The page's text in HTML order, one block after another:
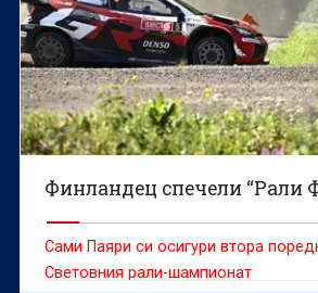
Финландец спечели “Рали
Сами Паяри си осигури втора
Световния рали-шампионат